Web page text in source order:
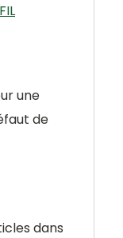
une
de
dans